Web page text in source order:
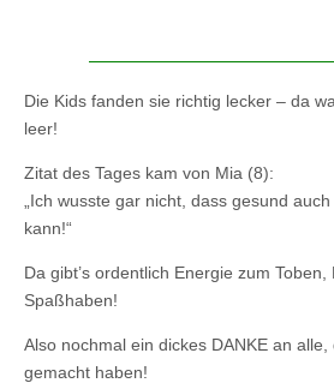
Die Kids fanden sie richtig lecker – da
leer!
Zitat des Tages kam von Mia (8):
„Ich wusste gar nicht, dass gesund
kann!“
Da gibt’s ordentlich Energie zum Toben,
Spaßhaben!
Also nochmal ein dickes DANKE an alle,
gemacht haben!